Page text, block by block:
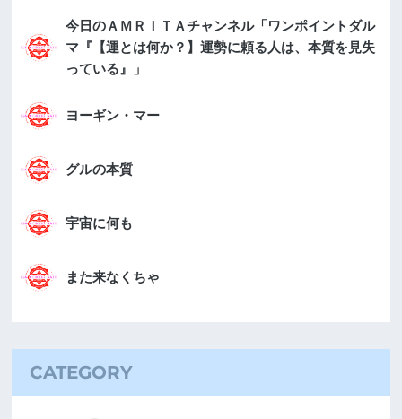
今日のＡＭＲＩＴＡチャンネル「ワンポイントダル
マ『【運とは何か？】運勢に頼る人は、本質を見失
っている』」
ヨーギン・マー
グルの本質
宇宙に何も
また来なくちゃ
CATEGORY